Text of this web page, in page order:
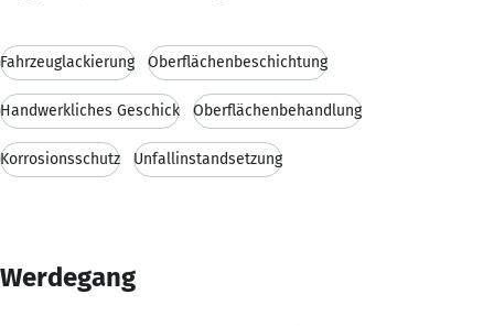
Fahrzeuglackierung Oberflächenbeschichtung
Handwerkliches Geschick Oberflächenbehandlung
Korrosionsschutz Unfallinstandsetzung
Werdegang